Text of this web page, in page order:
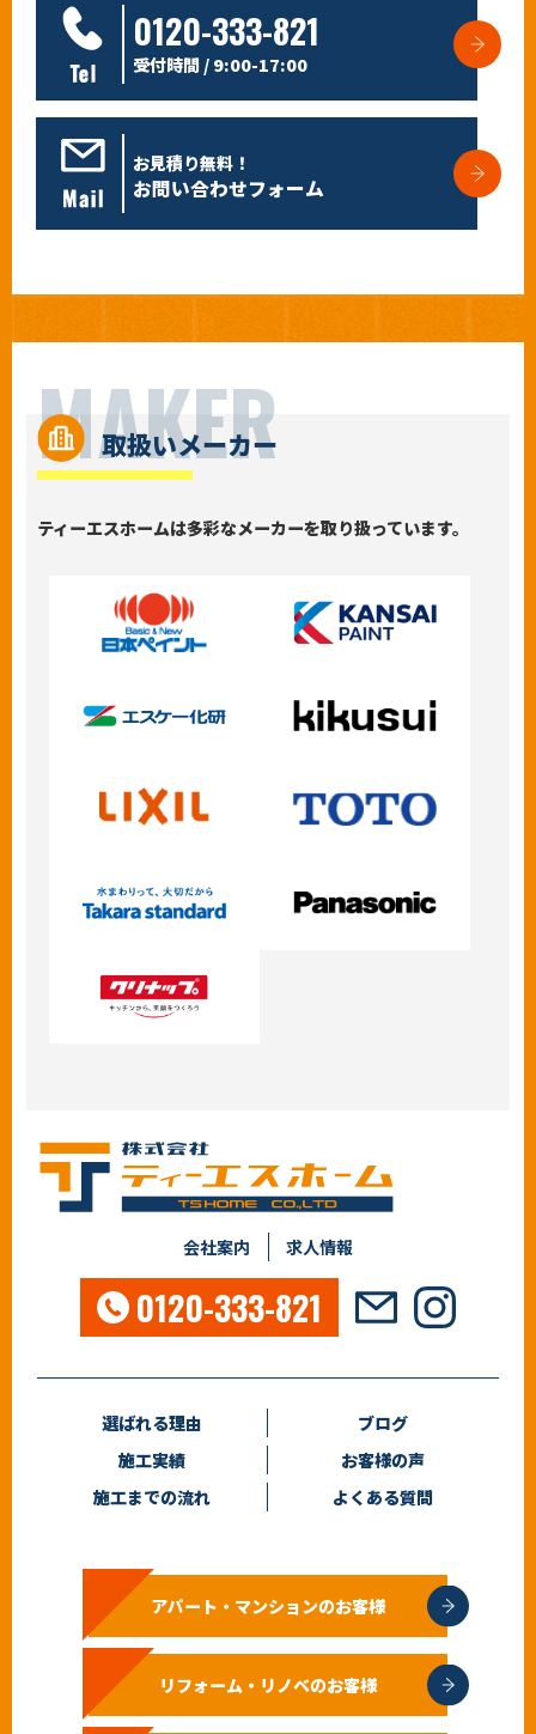
0120-333-821
受付時間 / 9:00-17:00
お見積り無料！
お問い合わせフォーム
取扱いメーカー
MAKER
ティーエスホームは多彩なメーカーを取り扱っています。
会社案内 求人情報
0120-333-821
選ばれる理由
ブログ
施工実績
お客様の声
施工までの流れ
よくある質問
アパート・マンションのお客様
リフォーム・リノベのお客様